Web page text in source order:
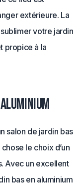
extérieure. La
votre jardin
propice à la
salon de jardin bas
le choix d’un
Avec un excellent
bas en aluminium